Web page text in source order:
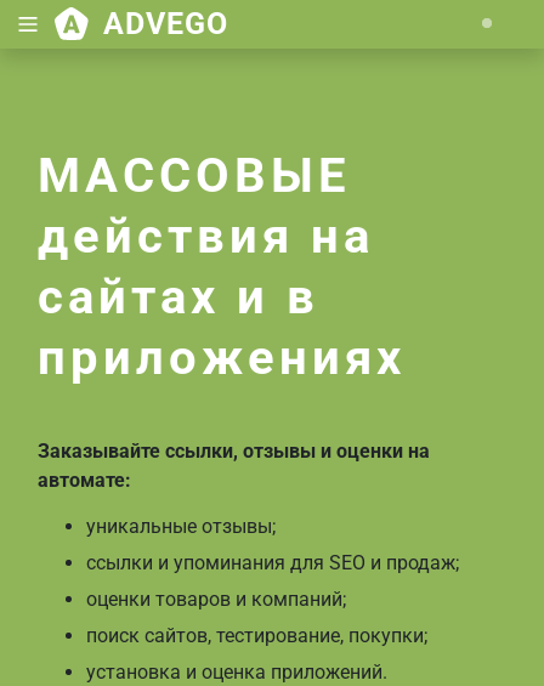
ADVEGO
МАССОВЫЕ
действия на
сайтах и в
приложениях
Заказывайте ссылки, отзывы и оценки на
автомате:
уникальные отзывы;
ссылки и упоминания для SEO и продаж;
оценки товаров и компаний;
поиск сайтов, тестирование, покупки;
установка и оценка приложений.